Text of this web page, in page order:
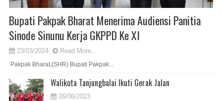
Bupati Pakpak Bharat Menerima Audiensi Panitia
Sinode Sinunu Kerja GKPPD Ke XI
23/03/2024 Read More...
Pakpak Bharat,(SHR) Bupati Pakpak...
Walikota Tanjungbalai Ikuti Gerak Jalan
26/06/2023